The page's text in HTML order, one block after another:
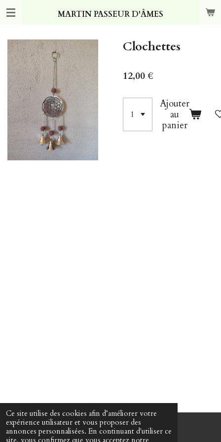
Ce site utilise des cookies afin d’améliorer votre
expérience utilisateur et vous proposer des
annonces personnalisées. En continuant d'utiliser ce
site, vous confirmez que vous acceptez notre
Passer
principal
MARTIN PASSEUR D'ÂMES
Clochettes
12,00 €
Ajouter
au
panier
© 2022 - 2026 Martin Passeur d'âmes